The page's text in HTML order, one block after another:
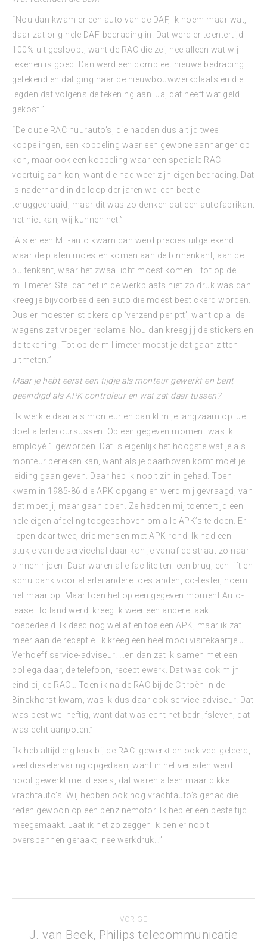
“Nou dan kwam er een auto van de DAF, ik noem maar wat,
daar zat originele DAF-bedrading in. Dat werd er toentertijd
100% uit gesloopt, want de RAC die zei, nee alleen wat wij
tekenen is goed. Dan werd een compleet nieuwe bedrading
getekend en dat ging naar de nieuwbouwwerkplaats en die
legden dat volgens de tekening aan. Ja, dat heeft wat geld
gekost.”
“De oude RAC huurauto’s, die hadden dus altijd twee
koppelingen, een koppeling waar een gewone aanhanger op
kon, maar ook een koppeling waar een speciale RAC-
voertuig aan kon, want die had weer zijn eigen bedrading. Dat
is naderhand in de loop der jaren wel een beetje
teruggedraaid, maar dit was zo denken dat een autofabrikant
het niet kan, wij kunnen het.”
“Als er een ME-auto kwam dan werd precies uitgetekend
waar de platen moesten komen aan de binnenkant, aan de
buitenkant, waar het zwaailicht moest komen… tot op de
millimeter. Stel dat het in de werkplaats niet zo druk was dan
kreeg je bijvoorbeeld een auto die moest bestickerd worden.
Dus er moesten stickers op ‘verzend per ptt’, want op al de
wagens zat vroeger reclame. Nou dan kreeg jij de stickers en
de tekening. Tot op de millimeter moest je dat gaan zitten
uitmeten.”
Maar je hebt eerst een tijdje als monteur gewerkt en bent
geëindigd als APK controleur en wat zat daar tussen?
“Ik werkte daar als monteur en dan klim je langzaam op. Je
doet allerlei cursussen. Op een gegeven moment was ik
employé 1 geworden. Dat is eigenlijk het hoogste wat je als
monteur bereiken kan, want als je daarboven komt moet je
leiding gaan geven. Daar heb ik nooit zin in gehad. Toen
kwam in 1985-86 die APK opgang en werd mij gevraagd, van
dat moet jij maar gaan doen. Ze hadden mij toentertijd een
hele eigen afdeling toegeschoven om alle APK’s te doen. Er
liepen daar twee, drie mensen met APK rond. Ik had een
stukje van de servicehal daar kon je vanaf de straat zo naar
binnen rijden. Daar waren alle faciliteiten: een brug, een lift en
schutbank voor allerlei andere toestanden, co-tester, noem
het maar op. Maar toen het op een gegeven moment Auto-
lease Holland werd, kreeg ik weer een andere taak
toebedeeld. Ik deed nog wel af en toe een APK, maar ik zat
meer aan de receptie. Ik kreeg een heel mooi visitekaartje J.
Verhoeff service-adviseur. …en dan zat ik samen met een
collega daar, de telefoon, receptiewerk. Dat was ook mijn
eind bij de RAC… Toen ik na de RAC bij de Citroën in de
Binckhorst kwam, was ik dus daar ook service-adviseur. Dat
was best wel heftig, want dat was echt het bedrijfsleven, dat
was echt aanpoten.”
“Ik heb altijd erg leuk bij de RAC gewerkt en ook veel geleerd,
veel dieselervaring opgedaan, want in het verleden werd
nooit gewerkt met diesels, dat waren alleen maar dikke
vrachtauto’s. Wij hebben ook nog vrachtauto’s gehad die
reden gewoon op een benzinemotor. Ik heb er een beste tijd
meegemaakt. Laat ik het zo zeggen ik ben er nooit
overspannen geraakt, nee werkdruk…”
navigatie
VORIGE
Vorig
J. van Beek, Philips telecommunicatie